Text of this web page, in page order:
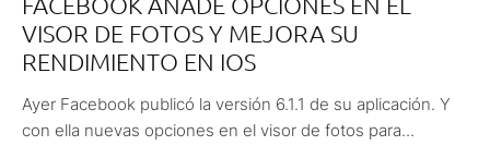
VISOR DE FOTOS Y MEJORA SU
RENDIMIENTO EN IOS
Ayer Facebook publicó la versión 6.1.1 de su aplicación. Y
con ella nuevas opciones en el visor de fotos para...